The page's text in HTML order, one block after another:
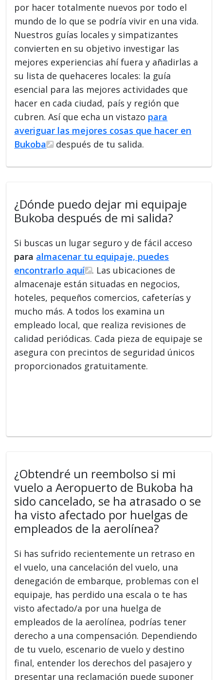
por hacer totalmente nuevos por todo el
mundo de lo que se podría vivir en una vida.
Nuestros guías locales y simpatizantes
convierten en su objetivo investigar las
mejores experiencias ahí fuera y añadirlas a
su lista de quehaceres locales: la guía
esencial para las mejores actividades que
hacer en cada ciudad, país y región que
cubren. Así que echa un vistazo para
averiguar las mejores cosas que hacer en
Bukoba
después de tu salida.
¿Dónde puedo dejar mi equipaje
Bukoba después de mi salida?
Si buscas un lugar seguro y de fácil acceso
para almacenar tu equipaje, puedes
encontrarlo aquí
. Las ubicaciones de
almacenaje están situadas en negocios,
hoteles, pequeños comercios, cafeterías y
mucho más. A todos los examina un
empleado local, que realiza revisiones de
calidad periódicas. Cada pieza de equipaje se
asegura con precintos de seguridad únicos
proporcionados gratuitamente.
¿Obtendré un reembolso si mi
vuelo a Aeropuerto de Bukoba ha
sido cancelado, se ha atrasado o se
ha visto afectado por huelgas de
empleados de la aerolínea?
Si has sufrido recientemente un retraso en
el vuelo, una cancelación del vuelo, una
denegación de embarque, problemas con el
equipaje, has perdido una escala o te has
visto afectado/a por una huelga de
empleados de la aerolínea, podrías tener
derecho a una compensación. Dependiendo
de tu vuelo, escenario de vuelo y destino
final, entender los derechos del pasajero y
presentar una reclamación puede suponer